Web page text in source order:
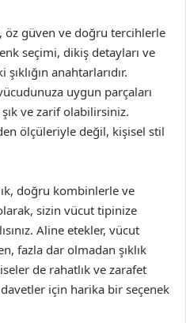
öz güven ve doğru tercihlerle
seçimi, dikiş detayları ve
anahtarlarıdır.
uygun parçaları
ve zarif olabilirsiniz.
ölçüleriyle değil, kişisel stil
doğru kombinlerle ve
sizin vücut tipinize
Aline etekler, vücut
fazla dar olmadan şıklık
de rahatlık ve zarafet
için harika bir seçenek